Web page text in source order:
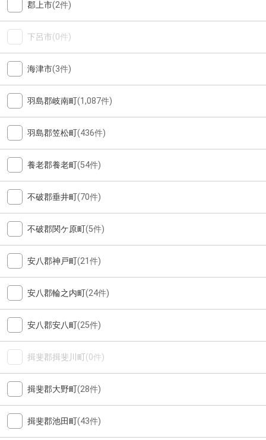
郡上市(2件)
下呂市(0件)
海津市(3件)
羽島郡岐南町(1,087件)
羽島郡笠松町(436件)
養老郡養老町(54件)
不破郡垂井町(70件)
不破郡関ケ原町(5件)
安八郡神戸町(21件)
安八郡輪之内町(24件)
安八郡安八町(25件)
揖斐郡揖斐川町(0件)
揖斐郡大野町(28件)
揖斐郡池田町(43件)